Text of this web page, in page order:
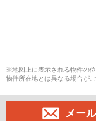
※地図上に表示される物件の
物件所在地とは異なる場合がご
メー